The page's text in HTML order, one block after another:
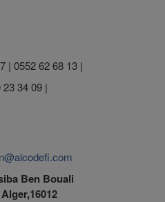
| 0552 62 68 13 |
23 34 09 |
Ben Bouali